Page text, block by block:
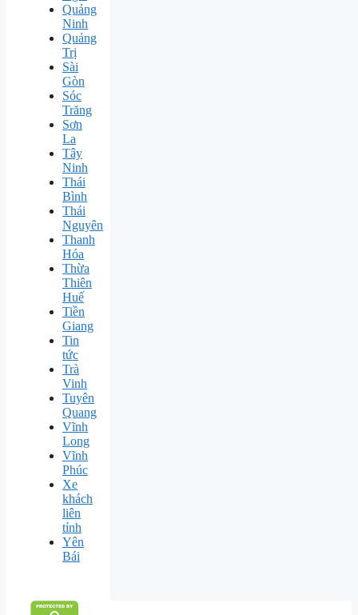
Quảng
Ninh
Quảng
Trị
Sài
Gòn
Sóc
Trăng
Sơn
La
Tây
Ninh
Thái
Bình
Thái
Nguyên
Thanh
Hóa
Thừa
Thiên
Huế
Tiền
Giang
Tin
tức
Trà
Vinh
Tuyên
Quang
Vĩnh
Long
Vĩnh
Phúc
Xe
khách
liên
tỉnh
Yên
Bái